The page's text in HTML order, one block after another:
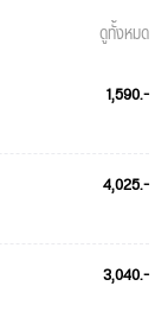
ดูทั้งหมด
1,590.-
4,025.-
3,040.-